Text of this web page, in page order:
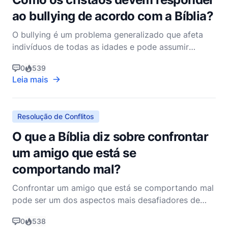
ao bullying de acordo com a Bíblia?
O bullying é um problema generalizado que afeta
indivíduos de todas as idades e pode assumir
cibernético. Como cristãos, somos chamados a
responder a esses desafios de uma maneira que
reflita os ensinamentos de Jesus Cristo e os
princípios encontrad
0 539
Leia mais
Resolução de Conflitos
O que a Bíblia diz sobre confrontar
um amigo que está se
comportando mal?
Confrontar um amigo que está se comportando mal
pode ser um dos aspectos mais desafiadores de
Deus. A Bíblia, no entanto, fornece uma riqueza de
0 538